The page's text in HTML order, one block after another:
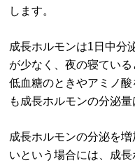
します。
成長ホルモンは1日中分
が少なく、夜の寝ている
低血糖のときやアミノ
も成長ホルモンの分泌量
成長ホルモンの分泌を
いという場合には、成